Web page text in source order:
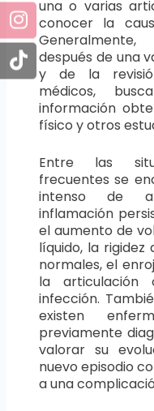
una o varias
conocer la
después de una
y de la
médicos,
información
físico y otros
Entre las
frecuentes se
intenso de
inflamación
el aumento de
líquido, la rigidez
normales, el
la
infección.
existen
previamente
valorar su
nuevo episodio
a una